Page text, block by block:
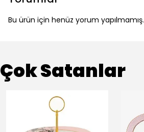
Bu ürün için henüz yorum yapılmamış.
Çok Satanlar